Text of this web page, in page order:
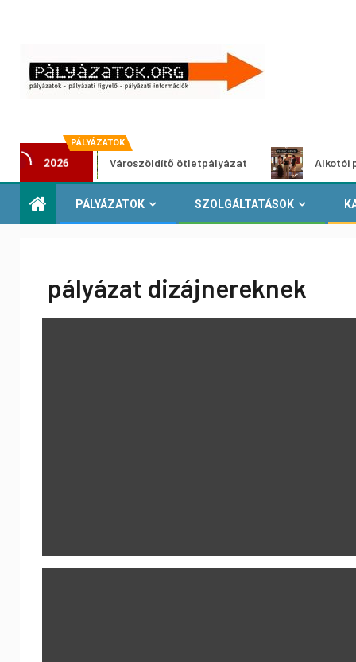
PÁLYÁZATOK
2026Városzöldítő ötletpályázat Alkotói pályázat
PÁLYÁZATOK SZOLGÁLTATÁSOK
pályázat dizájnereknek